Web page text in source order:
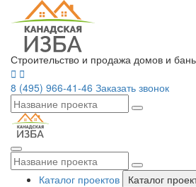
Строительство и продажа домов и бань
8 (495) 966-41-46 Заказать звонок
Каталог проектов
Каталог